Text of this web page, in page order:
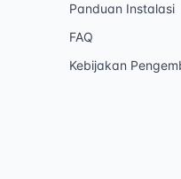
Panduan Instalasi
FAQ
Kebijakan